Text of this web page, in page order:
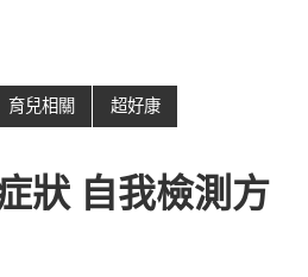
育兒相關 超好康
狀 自我檢測方